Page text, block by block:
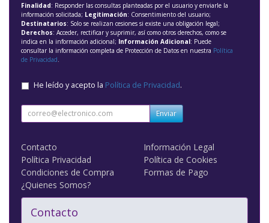
Finalidad: Responder las consultas planteadas por el usuario y enviarle la
información solicitada; Legitimación: Consentimiento del usuario;
Destinatarios: Solo se realizan cesiones si existe una obligación legal;
Derechos: Acceder, rectificar y suprimir, así como otros derechos, como se
indica en la información adicional; Información Adicional: Puede
consultar la información completa de Protección de Datos en nuestra Política
de Privacidad.
He leído y acepto la Política de Privacidad.
Enviar
Contacto
Información Legal
Política Privacidad
Política de Cookies
Condiciones de Compra
Formas de Pago
¿Quienes Somos?
Contacto